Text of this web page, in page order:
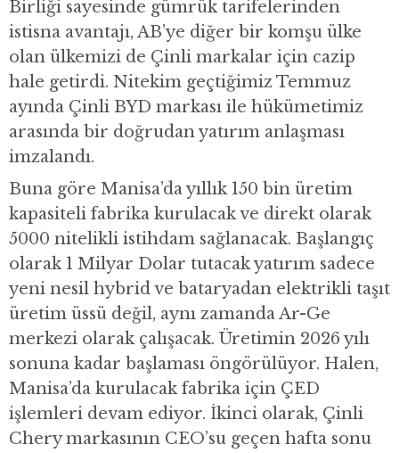
Birliği sayesinde gümrük tarifelerinden
istisna avantajı, AB’ye diğer bir komşu ülke
olan ülkemizi de Çinli markalar için cazip
hale getirdi. Nitekim geçtiğimiz Temmuz
ayında Çinli BYD markası ile hükümetimiz
arasında bir doğrudan yatırım anlaşması
imzalandı.
Buna göre Manisa’da yıllık 150 bin üretim
kapasiteli fabrika kurulacak ve direkt olarak
5000 nitelikli istihdam sağlanacak. Başlangıç
olarak 1 Milyar Dolar tutacak yatırım sadece
yeni nesil hybrid ve bataryadan elektrikli taşıt
üretim üssü değil, aynı zamanda Ar-Ge
merkezi olarak çalışacak. Üretimin 2026 yılı
sonuna kadar başlaması öngörülüyor. Halen,
Manisa’da kurulacak fabrika için ÇED
işlemleri devam ediyor. İkinci olarak, Çinli
Chery markasının CEO’su geçen hafta sonu